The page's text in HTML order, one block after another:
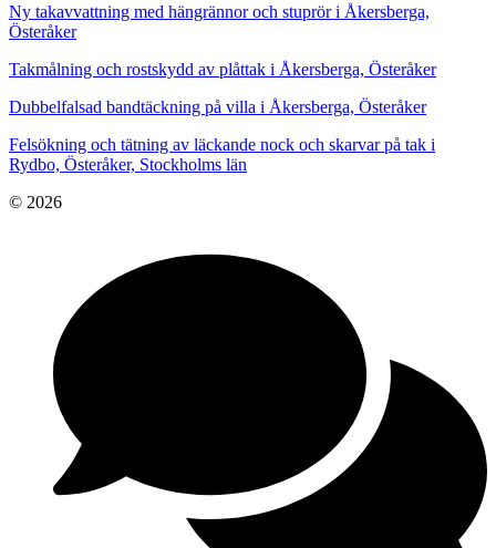
Ny takavvattning med hängrännor och stuprör i Åkersberga,
Österåker
Takmålning och rostskydd av plåttak i Åkersberga, Österåker
Dubbelfalsad bandtäckning på villa i Åkersberga, Österåker
Felsökning och tätning av läckande nock och skarvar på tak i
Rydbo, Österåker, Stockholms län
© 2026